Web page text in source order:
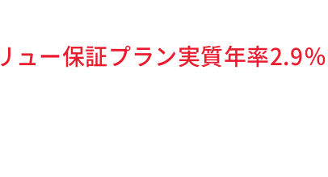
ュー保証プラン実質年率2.9